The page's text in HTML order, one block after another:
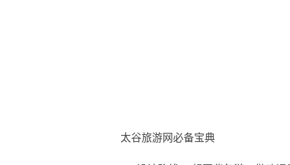
太谷旅游网必备宝典